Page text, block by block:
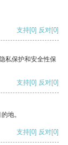
支持[0] 反对[0]
私保护和安全性保
支持[0] 反对[0]
地。
支持[0] 反对[0]